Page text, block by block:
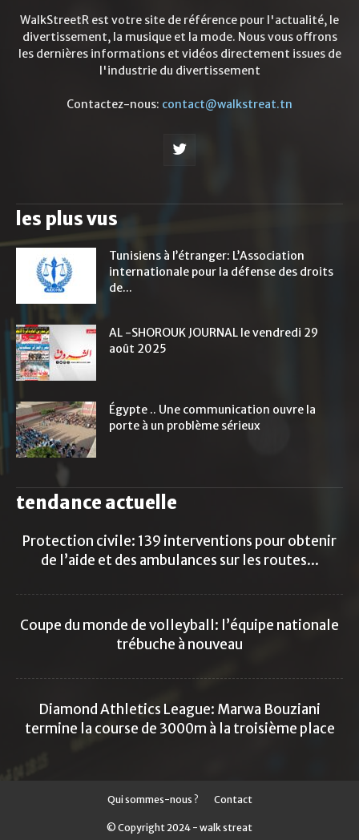
WalkStreetR est votre site de référence pour l'actualité, le
divertissement, la musique et la mode. Nous vous offrons
les dernières informations et vidéos directement issues de
l'industrie du divertissement
Contactez-nous: contact@walkstreat.tn
les plus vus
Tunisiens à l’étranger: L’Association
internationale pour la défense des droits
de...
AL -SHOROUK JOURNAL le vendredi 29
août 2025
Égypte .. Une communication ouvre la
porte à un problème sérieux
tendance actuelle
Protection civile: 139 interventions pour obtenir
de l’aide et des ambulances sur les routes...
Coupe du monde de volleyball: l’équipe nationale
trébuche à nouveau
Diamond Athletics League: Marwa Bouziani
termine la course de 3000m à la troisième place
Qui sommes-nous ? Contact
© Copyright 2024 - walk streat